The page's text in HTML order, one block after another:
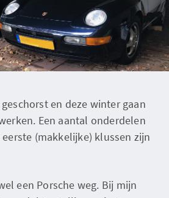
en deze winter gaan
Een aantal onderdelen
(makkelijke) klussen zijn
een Porsche weg. Bij mijn